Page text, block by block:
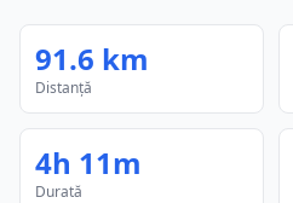
91.6 km
Distanță
4h 11m
Durată